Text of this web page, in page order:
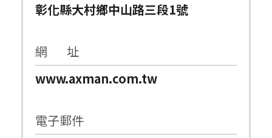
彰化縣大村鄉中山路三段1號
網 址
www.axman.com.tw
電子郵件